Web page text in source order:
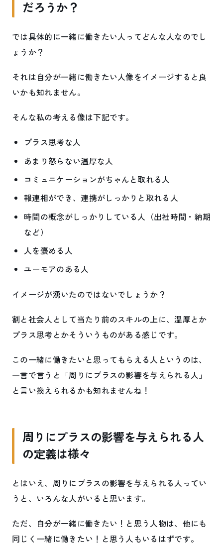
だろうか？
では具体的に一緒に働きたい人ってどんな人なのでし
ょうか？
それは自分が一緒に働きたい人像をイメージすると良
いかも知れません。
そんな私の考える像は下記です。
プラス思考な人
あまり怒らない温厚な人
コミュニケーションがちゃんと取れる人
報連相ができ、連携がしっかりと取れる人
時間の概念がしっかりしている人（出社時間・納期
など）
人を褒める人
ユーモアのある人
イメージが湧いたのではないでしょうか？
割と社会人として当たり前のスキルの上に、温厚とか
プラス思考とかそういうものがある感じです。
この一緒に働きたいと思ってもらえる人というのは、
一言で言うと「周りにプラスの影響を与えられる人」
と言い換えられるかも知れませんね！
周りにプラスの影響を与えられる人
の定義は様々
とはいえ、周りにプラスの影響を与えられる人ってい
うと、いろんな人がいると思います。
ただ、自分が一緒に働きたい！と思う人物は、他にも
同じく一緒に働きたい！と思う人もいるはずです。